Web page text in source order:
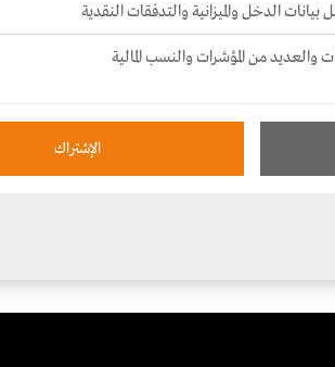
الدخل والميزانية والتدفقات النقدية
والعديد من المؤشرات والنسب المالية
الإشتراك